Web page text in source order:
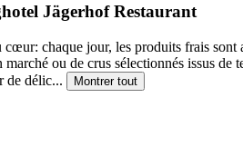
Jägerhof Restaurant
chaque jour, les produits frais sont
ou de crus sélectionnés issus
de délic... Montrer tout